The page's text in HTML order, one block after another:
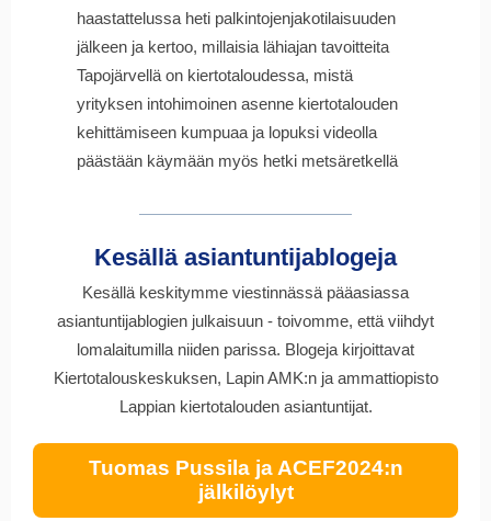
haastattelussa heti palkintojenjakotilaisuuden
jälkeen ja kertoo, millaisia lähiajan tavoitteita
Tapojärvellä on kiertotaloudessa, mistä
yrityksen intohimoinen asenne kiertotalouden
kehittämiseen kumpuaa ja lopuksi videolla
päästään käymään myös hetki metsäretkellä
Kesällä asiantuntijablogeja
Kesällä keskitymme viestinnässä pääasiassa
asiantuntijablogien julkaisuun - toivomme, että viihdyt
lomalaitumilla niiden parissa. Blogeja kirjoittavat
Kiertotalouskeskuksen, Lapin AMK:n ja ammattiopisto
Lappian kiertotalouden asiantuntijat.
Tuomas Pussila ja ACEF2024:n
jälkilöylyt